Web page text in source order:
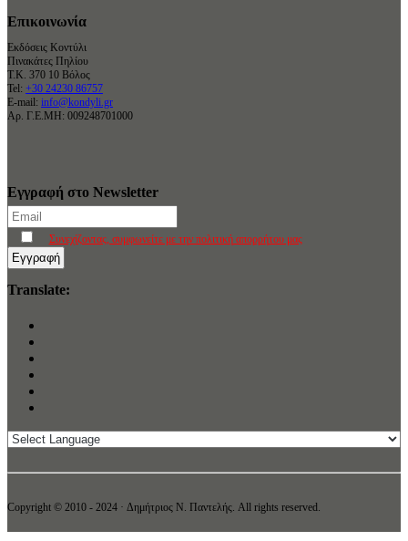
Επικοινωνία
Εκδόσεις Κοντύλι
Πινακάτες Πηλίου
Τ.Κ. 370 10 Βόλος
Tel: +30 24230 86757
E-mail: info@kondyli.gr
Αρ. Γ.Ε.ΜΗ: 009248701000
Εγγραφή στο Newsletter
Συνεχίζοντας, συμφωνείτε με την πολιτική απορρήτου μας
Translate:
Copyright © 2010 - 2024 · Δημήτριος N. Παντελής. All rights reserved.